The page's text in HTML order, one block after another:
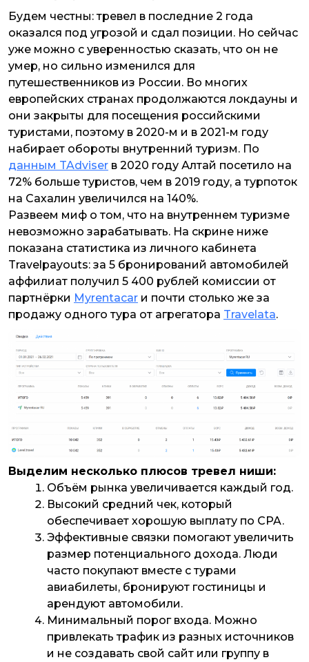
Будем честны: тревел в последние 2 года
оказался под угрозой и сдал позиции. Но сейчас
уже можно с уверенностью сказать, что он не
умер, но сильно изменился для
путешественников из России. Во многих
европейских странах продолжаются локдауны и
они закрыты для посещения российскими
туристами, поэтому в 2020-м и в 2021-м году
набирает обороты внутренний туризм. По
данным TAdviser в 2020 году Алтай посетило на
72% больше туристов, чем в 2019 году, а турпоток
на Сахалин увеличился на 140%.
Развеем миф о том, что на внутреннем туризме
невозможно зарабатывать. На скрине ниже
показана статистика из личного кабинета
Travelpayouts: за 5 бронирований автомобилей
аффилиат получил 5 400 рублей комиссии от
партнёрки Myrentacar и почти столько же за
продажу одного тура от агрегатора Travelata.
Выделим несколько плюсов тревел ниши:
Объём рынка увеличивается каждый год.
Высокий средний чек, который
обеспечивает хорошую выплату по CPA.
Эффективные связки помогают увеличить
размер потенциального дохода. Люди
часто покупают вместе с турами
авиабилеты, бронируют гостиницы и
арендуют автомобили.
Минимальный порог входа. Можно
привлекать трафик из разных источников
и не создавать свой сайт или группу в